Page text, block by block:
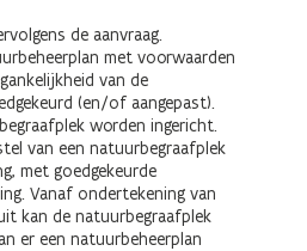
de aanvraag.
met voorwaarden
van de
(en/of aangepast).
worden ingericht.
van een natuurbegraafplek
met goedgekeurde
Vanaf ondertekening van
kan de natuurbegraafplek
er een natuurbeheerplan